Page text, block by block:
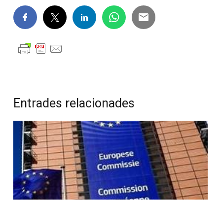
Entrades relacionades